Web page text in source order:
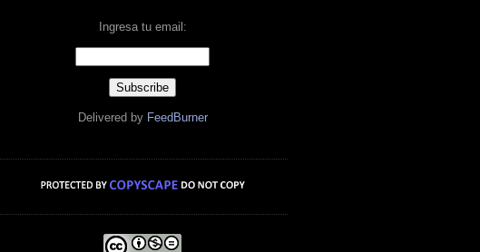
Ingresa tu email:
Delivered by FeedBurner